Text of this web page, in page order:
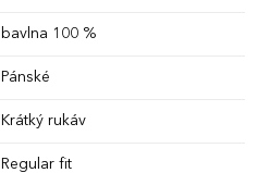
bavlna 100 %
Pánské
Krátký rukáv
Regular fit